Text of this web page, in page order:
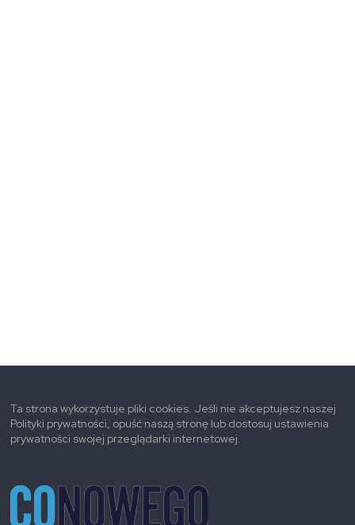
Ta strona wykorzystuje pliki cookies. Jeśli nie akceptujesz naszej
Polityki prywatności, opuść naszą stronę lub dostosuj ustawienia
prywatności swojej przeglądarki internetowej.